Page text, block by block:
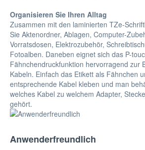
Organisieren Sie Ihren Alltag
Zusammen mit den laminierten TZe-
Sie Aktenordner, Ablagen, Computer-
Vorratsdosen, Elektrozubehör,
Fotoalben. Daneben eignet sich das P-
Fähnchendruckfunktion hervorragend zur
Kabeln. Einfach das Etikett als Fähnchen
entsprechende Kabel kleben und man
welches Kabel zu welchem Adapter,
gehört.
Anwenderfreundlich